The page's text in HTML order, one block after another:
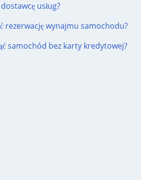
usług?
rezerwację wynajmu samochodu?
samochód bez karty kredytowej?